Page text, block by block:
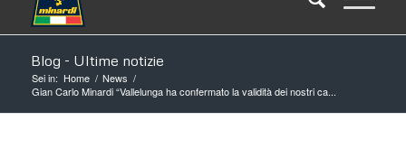
Blog - Ultime notizie
Sei in: Home / News /
Gian Carlo Minardi “Vallelunga ha confermato la validità dei nostri ca...